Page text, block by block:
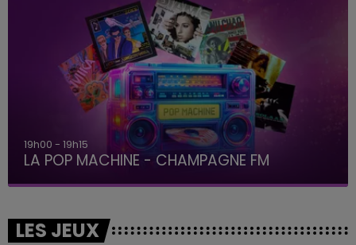
19h15 - 20h00
LA RADIO POP
LES JEUX